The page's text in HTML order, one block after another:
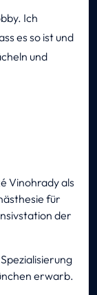
Ich
es so ist und
und
Vinohrady als
für
der
erwarb.